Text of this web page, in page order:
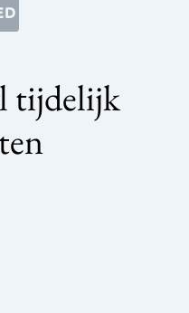
tijdelijk